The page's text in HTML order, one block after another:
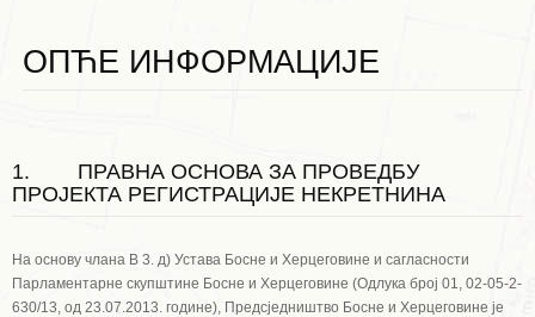
ОПЋЕ ИНФОРМАЦИЈЕ
1. ПРАВНА ОСНОВА ЗА ПРОВЕДБУ
ПРОЈЕКТА РЕГИСТРАЦИЈЕ НЕКРЕТНИНА
На основу члана В 3. д) Устава Босне и Херцеговине и сагласности
Парламентарне скупштине Босне и Херцеговине (Одлука број 01, 02-05-2-
630/13, од 23.07.2013. године), Предсједништво Босне и Херцеговине је